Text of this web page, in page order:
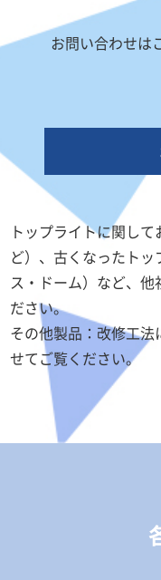
お問い合わせは
トップライトに関し
ど）、古くなったト
ス・ドーム）など、他
ださい。
その他製品：改修工
せてご覧ください。